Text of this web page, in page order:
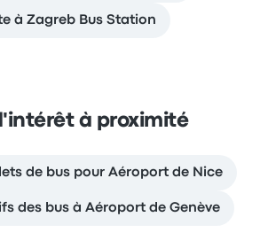
à Zagreb Bus Station
à proximité
de bus pour Aéroport de Nice
des bus à Aéroport de Genève